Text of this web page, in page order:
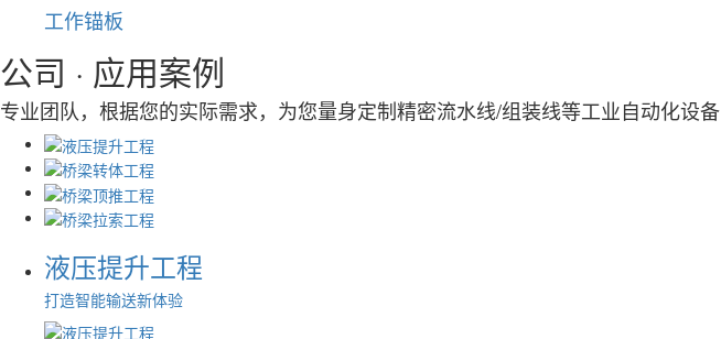
工作锚板
公司 · 应用案例
专业团队，根据您的实际需求，为您量身定制精密流水线/组装线等工业自动化设备
液压提升工程
打造智能输送新体验